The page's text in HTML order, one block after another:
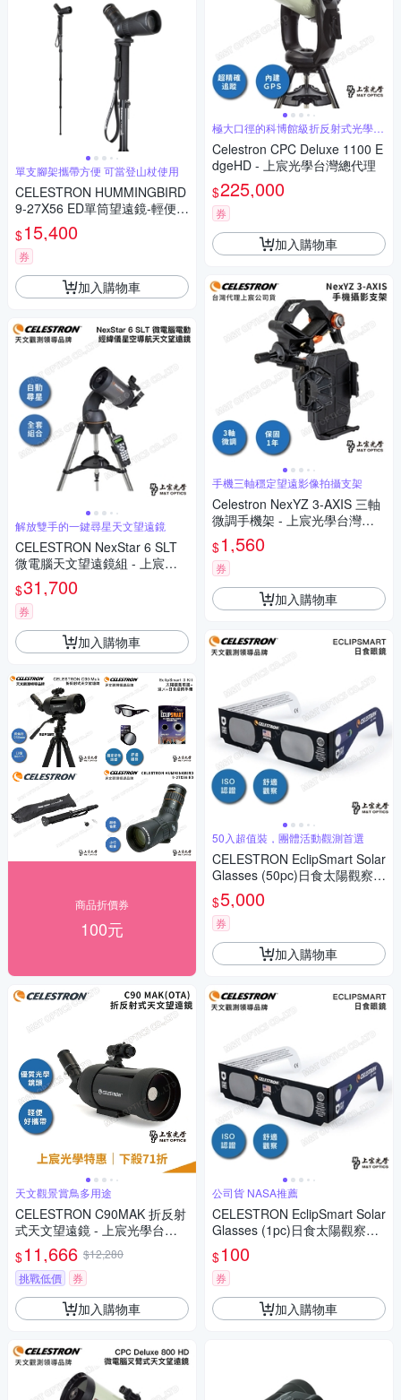
單支腳架攜帶方便 可當登山杖使用
CELESTRON HUMMINGBIRD
9-27X56 ED單筒望遠鏡-輕便腳
架組 - 上宸光學台灣總代理
$15,400
券
加入購物車
解放雙手的一鍵尋星天文望遠鏡
CELESTRON NexStar 6 SLT
微電腦天文望遠鏡組 - 上宸光
學台灣總代理
$31,700
券
加入購物車
商品折價券
100元
天文觀景賞鳥多用途
CELESTRON C90MAK 折反射
式天文望遠鏡 - 上宸光學台灣
總代理
$11,666 $12,280
挑戰低價
券
加入購物車
極大口徑的科博館級折反射式光學系
統
Celestron CPC Deluxe 1100 E
dgeHD - 上宸光學台灣總代理
$225,000
券
加入購物車
手機三軸穩定望遠影像拍攝支架
Celestron NexYZ 3-AXIS 三軸
微調手機架 - 上宸光學台灣總
代理
$1,560
券
加入購物車
50入超值裝，團體活動觀測首選
CELESTRON EclipSmart Solar
Glasses (50pc)日食太陽觀察眼
鏡_50入 - 上宸光學台灣總代理
$5,000
券
加入購物車
公司貨 NASA推薦
CELESTRON EclipSmart Solar
Glasses (1pc)日食太陽觀察眼
鏡_1入 - 上宸光學台灣總代理
$100
券
加入購物車